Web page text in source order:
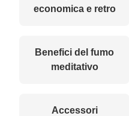
economica e retro
Benefici del fumo
meditativo
Accessori